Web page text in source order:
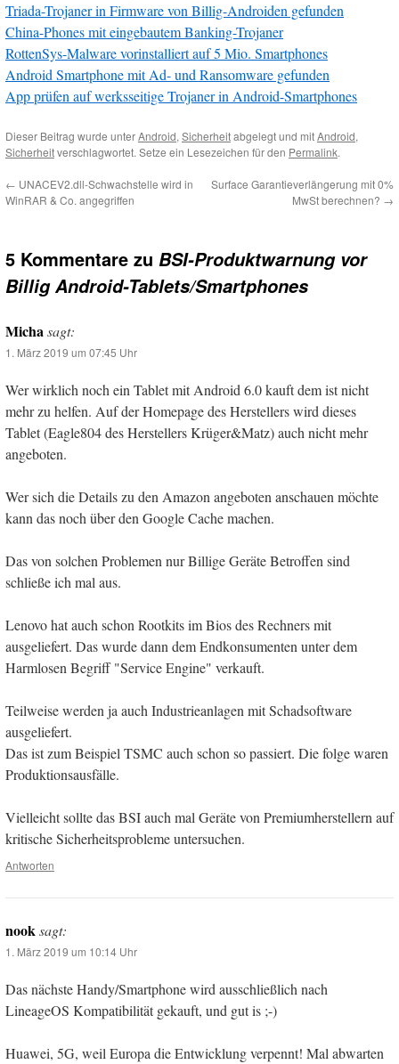
Triada-Trojaner in Firmware von Billig-Androiden gefunden
China-Phones mit eingebautem Banking-Trojaner
RottenSys-Malware vorinstalliert auf 5 Mio. Smartphones
Android Smartphone mit Ad- und Ransomware gefunden
App prüfen auf werksseitige Trojaner in Android-Smartphones
Dieser Beitrag wurde unterAndroid, Sicherheitabgelegt und mitAndroid,
Sicherheitverschlagwortet. Setze ein Lesezeichen für den Permalink.
← UNACEV2.dll-Schwachstelle wird in
WinRAR & Co. angegriffen
Surface Garantieverlängerung mit 0%
MwSt berechnen? →
5 Kommentare zu BSI-Produktwarnung vor
Billig Android-Tablets/Smartphones
Michasagt:
1. März 2019 um 07:45 Uhr
Wer wirklich noch ein Tablet mit Android 6.0 kauft dem ist nicht
mehr zu helfen. Auf der Homepage des Herstellers wird dieses
Tablet (Eagle804 des Herstellers Krüger&Matz) auch nicht mehr
angeboten.
Wer sich die Details zu den Amazon angeboten anschauen möchte
kann das noch über den Google Cache machen.
Das von solchen Problemen nur Billige Geräte Betroffen sind
schließe ich mal aus.
Lenovo hat auch schon Rootkits im Bios des Rechners mit
ausgeliefert. Das wurde dann dem Endkonsumenten unter dem
Harmlosen Begriff "Service Engine" verkauft.
Teilweise werden ja auch Industrieanlagen mit Schadsoftware
ausgeliefert.
Das ist zum Beispiel TSMC auch schon so passiert. Die folge waren
Produktionsausfälle.
Vielleicht sollte das BSI auch mal Geräte von Premiumherstellern auf
kritische Sicherheitsprobleme untersuchen.
Antworten
nooksagt:
1. März 2019 um 10:14 Uhr
Das nächste Handy/Smartphone wird ausschließlich nach
LineageOS Kompatibilität gekauft, und gut is ;-)
Huawei, 5G, weil Europa die Entwicklung verpennt! Mal abwarten